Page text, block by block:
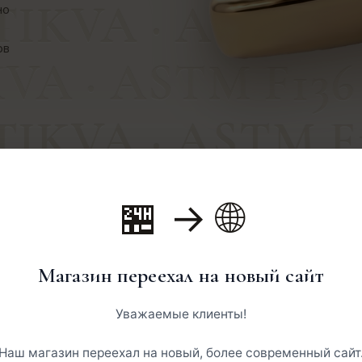
🏪 → 🌐
Магазин переехал на новый сайт
Уважаемые клиенты!
Наш магазин переехал на новый, более современный сайт.
· ASTM
· ASTM
· ASTM
· ASTM
· ASTM
Шестигранник · аметист Груша ·